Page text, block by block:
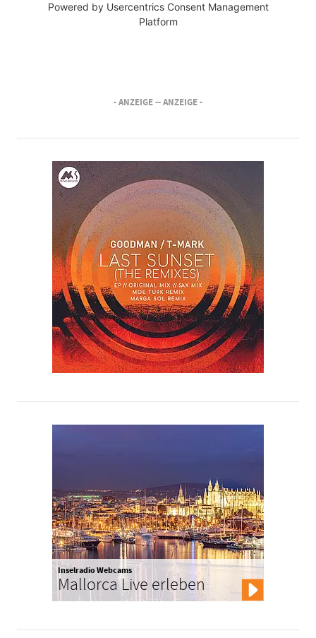
Powered by Usercentrics Consent Management
Platform
- ANZEIGE -- ANZEIGE -
Inselradio Webcams
Mallorca Live erleben